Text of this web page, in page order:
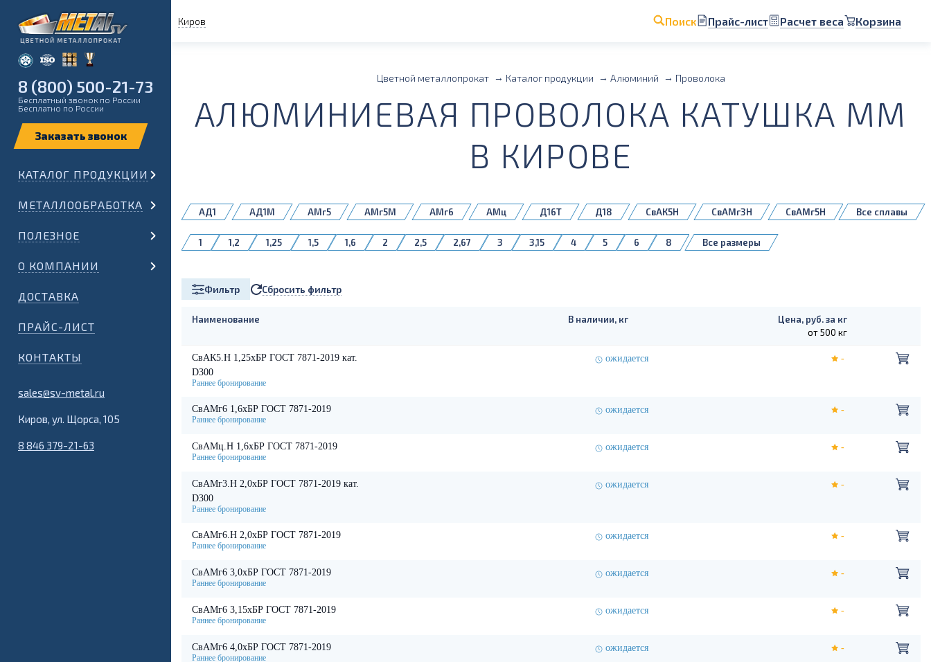
Киров Поиск Прайс-лист Расчет веса Корзина
8 (800) 500-21-73
Бесплатный звонок по России
Бесплатно по России
КАТАЛОГ ПРОДУКЦИИ
МЕТАЛЛООБРАБОТКА
ПОЛЕЗНОЕ
О КОМПАНИИ
ДОСТАВКА
ПРАЙС-ЛИСТ
КОНТАКТЫ
sales@sv-metal.ru
Киров, ул. Щорса, 105
8 846 379-21-63
Цветной металлопрокат Каталог продукции Алюминий Проволока
АЛЮМИНИЕВАЯ ПРОВОЛОКА КАТУШКА ММ
В КИРОВЕ
АД1 АД1М АМг5 АМг5М АМг6 АМц Д16Т Д18 СвАК5Н СвАМг3Н
СвАМг5Н
Все сплавы
1 1,2 1,25 1,5 1,6 2 2,5 2,67 3 3,15 4 5 6 8 Все размеры
Фильтр Сбросить фильтр
Наименование В наличии, кг
Цена, руб. за кг
от 500 кг
СвАК5.Н 1,25хБР ГОСТ 7871-2019 кат.
D300
ожидается -
СвАМг6 1,6хБР ГОСТ 7871-2019 ожидается -
СвАМц.Н 1,6хБР ГОСТ 7871-2019 ожидается -
СвАМг3.Н 2,0хБР ГОСТ 7871-2019 кат.
D300
ожидается -
СвАМг6.Н 2,0хБР ГОСТ 7871-2019 ожидается -
СвАМг6 3,0хБР ГОСТ 7871-2019 ожидается -
СвАМг6 3,15хБР ГОСТ 7871-2019 ожидается -
СвАМг6 4,0хБР ГОСТ 7871-2019 ожидается -